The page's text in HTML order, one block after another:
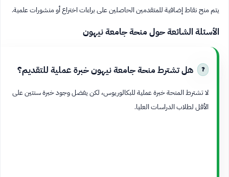
يتم منح نقاط إضافية للمتقدمين الحاصلين على براءات اختراع أو منشورات علمية.
الأسئلة الشائعة حول منحة جامعة نيهون
هل تشترط منحة جامعة نيهون خبرة عملية للتقديم؟
لا تشترط المنحة خبرة عملية للبكالوريوس، لكن يفضل وجود خبرة سنتين على
الأقل لطلاب الدراسات العليا.